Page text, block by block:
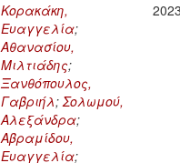
Κορακάκη,
Ευαγγελία;
Αθανασίου,
Μιλτιάδης;
Ξανθόπουλος,
Γαβριήλ;Σολωμού,
Αλεξάνδρα;
Αβραμίδου,
Ευαγγελία;